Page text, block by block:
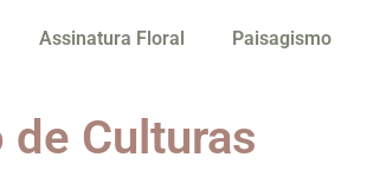
Assinatura Floral Paisagismo
de Culturas